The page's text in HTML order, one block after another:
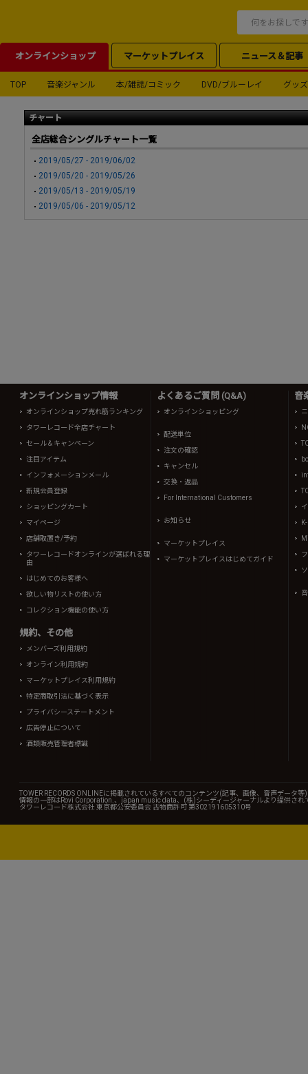
オンラインショップ マーケットプレイス ニュース＆記事
TOP 音楽ジャンル 本/雑誌/コミック DVD/ブルーレイ グッズ
チャート
全店総合シングルチャート一覧
2019/05/27 - 2019/06/02
2019/05/20 - 2019/05/26
2019/05/13 - 2019/05/19
2019/05/06 - 2019/05/12
オンラインショップ情報
オンラインショップ売れ筋ランキング
タワーレコード全店チャート
セール＆キャンペーン
注目アイテム
インフォメーションメール
新規会員登録
ショッピングカート
マイページ
店舗取置き/予約
タワーレコードオンラインが選ばれる理
由
はじめてのお客様へ
欲しい物リストの使い方
コレクション機能の使い方
規約、その他
メンバーズ利用規約
オンライン利用規約
マーケットプレイス利用規約
特定商取引法に基づく表示
プライバシーステートメント
広告停止について
酒類販売管理者標識
よくあるご質問 (Q&A)
オンラインショッピング
配送単位
注文の確認
キャンセル
交換・返品
For International Customers
お知らせ
マーケットプレイス
マーケットプレイスはじめてガイド
音
TOWER RECORDS ONLINEに掲載されているすべてのコンテンツ(記事、画像、音声データ
情報の一部はRovi Corporation.、japan music data、(株)シーディージャーナルより提供され
タワーレコード株式会社 東京都公安委員会 古物商許可 第302191605310号